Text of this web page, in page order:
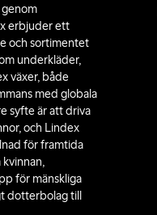
erbjuder ett
och sortimentet
underkläder,
växer, både
med globala
syfte är att driva
och Lindex
för framtida
för mänskliga
dotterbolag till